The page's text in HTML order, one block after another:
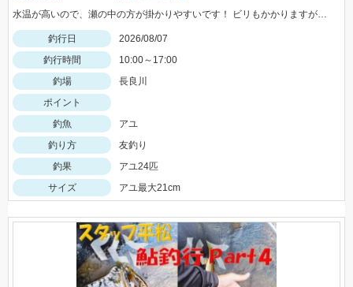
水温が高いので、瀬の中の方が掛かりやすいです！ ビリもかかりますが、オトリになるサイズが大半なので、オトリを循環して数を伸ばしましょう！
釣行日
2026/08/07
釣行時間
10:00～17:00
釣場
長良川
ポイント
釣魚
アユ
釣り方
友釣り
釣果
アユ24匹
サイズ
アユ最大21cm